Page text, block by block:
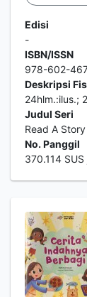
Edisi
-
ISBN/ISSN
978-602-
Deskripsi
24hlm.:ilus.;
Judul Seri
Read A Story
No. Panggil
370.114 SUS